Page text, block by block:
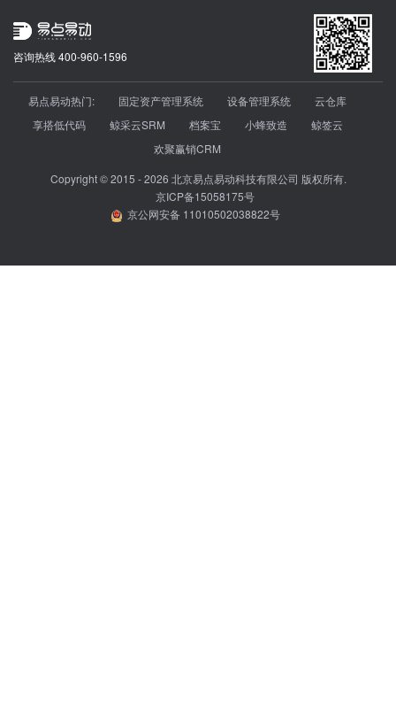
咨询热线 400-960-1596
易点易动热门: 固定资产管理系统 设备管理系统
云仓库
享搭低代码
鲸采云SRM 档案宝 小蜂致造
鲸签云
欢聚赢销CRM
Copyright © 2015 - 2026 北京易点易动科技有限公司 版权所有.
京ICP备15058175号
京公网安备 11010502038822号